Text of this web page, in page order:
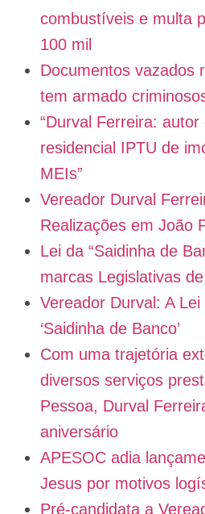
combustíveis e multa
100 mil
Documentos vazados
tem armado
“Durval Ferreira:
residencial IPTU de
MEIs”
Vereador Durval
Realizações em João
Lei da “Saidinha de
marcas Legislativas
Vereador Durval: A
‘Saidinha de Banco’
Com uma trajetória
diversos serviços
Pessoa, Durval
aniversário
APESOC adia
Jesus por motivos
Pré-candidata a